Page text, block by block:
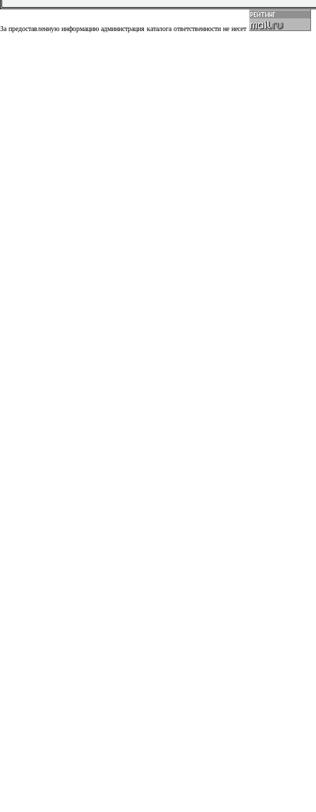
За предоставленную информацию администрация каталога ответственности не несет